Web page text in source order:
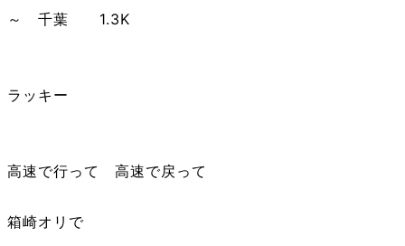
～ 千葉 1.3K
ラッキー
高速で行って 高速で戻って
箱崎オリで